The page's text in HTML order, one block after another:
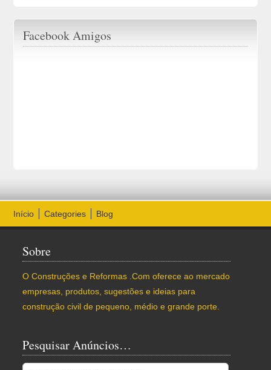
Facebook Amigos
Início Categories Blog
Sobre
O Construções e Reformas .Com oferece ao mercado
empresas, produtos, sugestões e ideias para
construção civil de pequeno, médio e grande porte.
Pesquisar Anúncios…